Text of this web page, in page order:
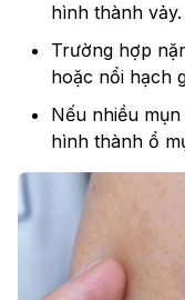
hình thành vảy.
Trường hợp
hoặc nổi hạch
Nếu nhiều
hình thành ổ